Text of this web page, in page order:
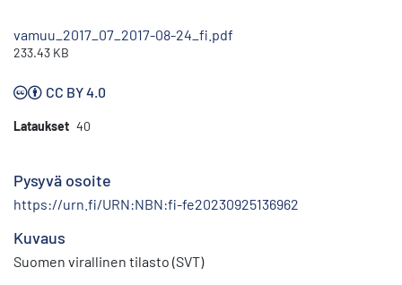
vamuu_2017_07_2017-08-24_fi.pdf
233.43 KB
CC BY 4.0
Lataukset 40
Pysyvä osoite
https://urn.fi/URN:NBN:fi-fe20230925136962
Kuvaus
Suomen virallinen tilasto (SVT)